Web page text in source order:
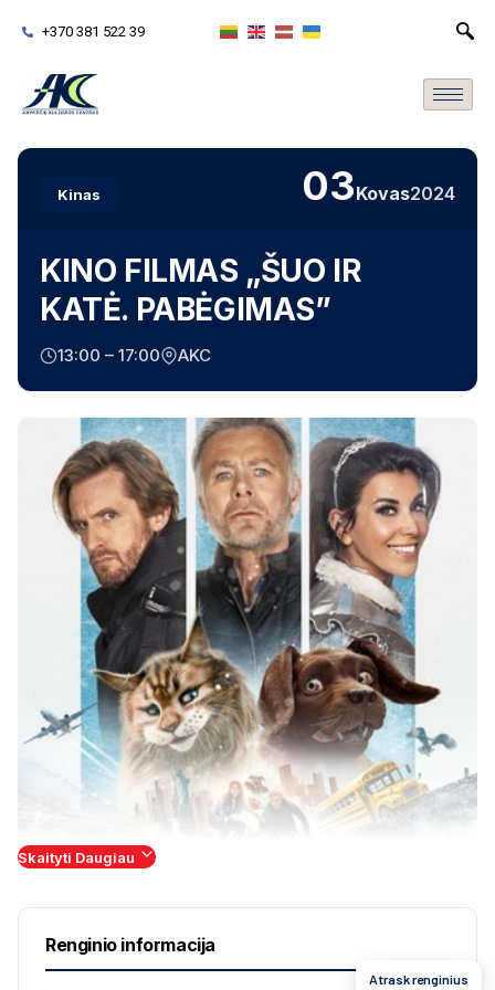
+370 381 522 39
Kinas 03Kovas2024
KINO FILMAS „ŠUO IR
KATĖ. PABĖGIMAS”
13:00 – 17:00 AKC
Skaityti Daugiau
Renginio informacija
Atrask renginius